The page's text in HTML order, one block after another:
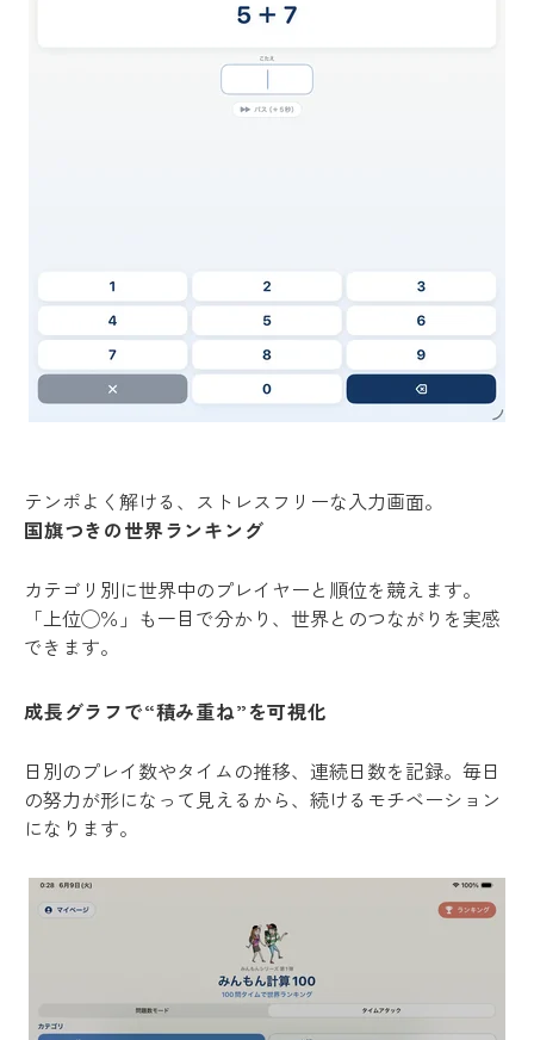
テンポよく解ける、ストレスフリーな入力画面。
国旗つきの世界ランキング
カテゴリ別に世界中のプレイヤーと順位を競えます。
「上位◯％」も一目で分かり、世界とのつながりを実感
できます。
成長グラフで“積み重ね”を可視化
日別のプレイ数やタイムの推移、連続日数を記録。毎日
の努力が形になって見えるから、続けるモチベーション
になります。